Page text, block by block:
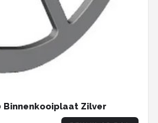
Binnenkooiplaat Zilver